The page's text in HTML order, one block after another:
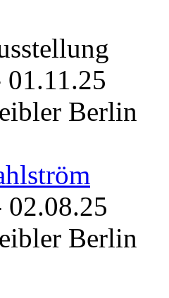
01.11.25
Berlin
02.08.25
Berlin